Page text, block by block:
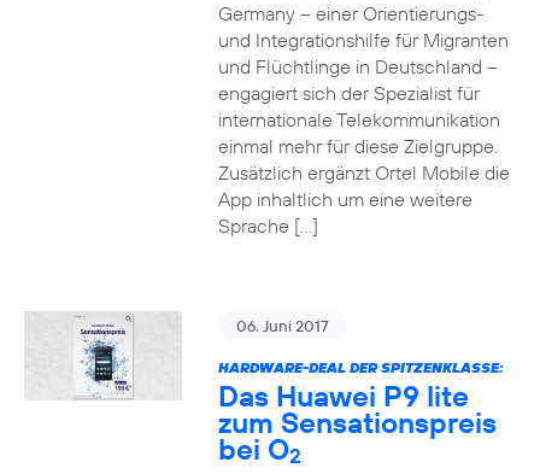
Germany – einer Orientierungs-
und Integrationshilfe für Migranten
und Flüchtlinge in Deutschland –
engagiert sich der Spezialist für
internationale Telekommunikation
einmal mehr für diese Zielgruppe.
Zusätzlich ergänzt Ortel Mobile die
App inhaltlich um eine weitere
Sprache […]
06. Juni 2017
HARDWARE-DEAL DER SPITZENKLASSE:
Das Huawei P9 lite
zum Sensationspreis
bei O2